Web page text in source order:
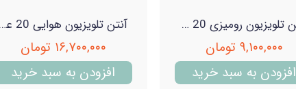
آنتن تلویزیون هوایی 20 عددی جی وی سی دارای تقویت کننده و منبع تغذیه جداگانه JVC فروش کارتنی
۱۶,۷۰۰,۰۰۰ تومان
افزودن به سبد خرید
آنتن تلویزیون رومیزی 20 عددی سامسونگ فروش کارتنی
۹,۱۰۰,۰۰۰ تومان
افزودن به سبد خرید